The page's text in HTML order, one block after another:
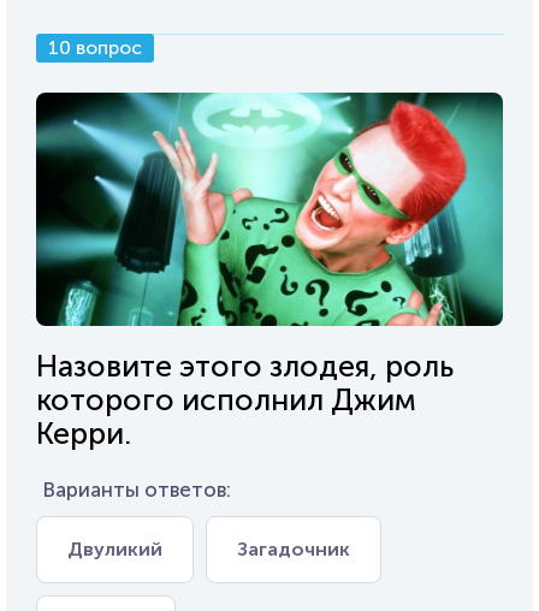
10 вопрос
Назовите этого злодея, роль
которого исполнил Джим
Керри.
Варианты ответов:
Двуликий Загадочник